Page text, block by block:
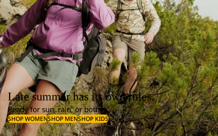
Late summer has its own rules.
Ready for sun, rain, or both.
SHOP WOMENSHOP MENSHOP KIDS